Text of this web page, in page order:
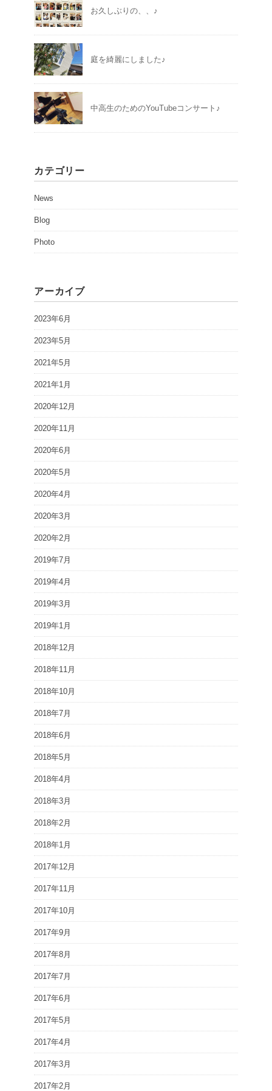
お久しぶりの、、♪
庭を綺麗にしました♪
中高生のためのYouTubeコンサート♪
カテゴリー
News
Blog
Photo
アーカイブ
2023年6月
2023年5月
2021年5月
2021年1月
2020年12月
2020年11月
2020年6月
2020年5月
2020年4月
2020年3月
2020年2月
2019年7月
2019年4月
2019年3月
2019年1月
2018年12月
2018年11月
2018年10月
2018年7月
2018年6月
2018年5月
2018年4月
2018年3月
2018年2月
2018年1月
2017年12月
2017年11月
2017年10月
2017年9月
2017年8月
2017年7月
2017年6月
2017年5月
2017年4月
2017年3月
2017年2月